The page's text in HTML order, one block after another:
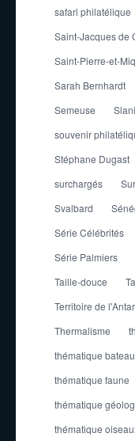
safari philatélique
Saint-Jacques de
Saint-Pierre-et-
Sarah Bernhardt
Semeuse
souvenir
Stéphane Dugast
surchargés
Svalbard
Série Célébrités
Série Palmiers
Taille-douce
Territoire de
Thermalisme
thématique
thématique faune
thématique
thématique